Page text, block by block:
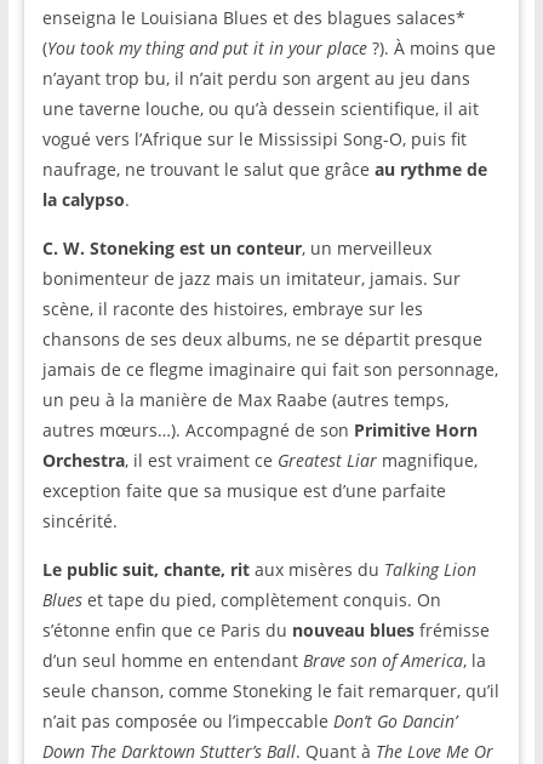
enseigna le Louisiana Blues et des blagues salaces*
(You took my thing and put it in your place?). À moins que
n’ayant trop bu, il n’ait perdu son argent au jeu dans
une taverne louche, ou qu’à dessein scientifique, il ait
vogué vers l’Afrique sur le Mississipi Song-O, puis fit
naufrage, ne trouvant le salut que grâce au rythme de
la calypso.
C. W. Stoneking est un conteur, un merveilleux
bonimenteur de jazz mais un imitateur, jamais. Sur
scène, il raconte des histoires, embraye sur les
chansons de ses deux albums, ne se départit presque
jamais de ce flegme imaginaire qui fait son personnage,
un peu à la manière de Max Raabe (autres temps,
autres mœurs…). Accompagné de son Primitive Horn
Orchestra, il est vraiment ce Greatest Liar magnifique,
exception faite que sa musique est d’une parfaite
sincérité.
Le public suit, chante, ritaux misères du Talking Lion
Blueset tape du pied, complètement conquis. On
s’étonne enfin que ce Paris du nouveau bluesfrémisse
d’un seul homme en entendant Brave son of America, la
seule chanson, comme Stoneking le fait remarquer, qu’il
n’ait pas composée ou l’impeccable Don’t Go Dancin’
Down The Darktown Stutter’s Ball. Quant à The Love Me Or